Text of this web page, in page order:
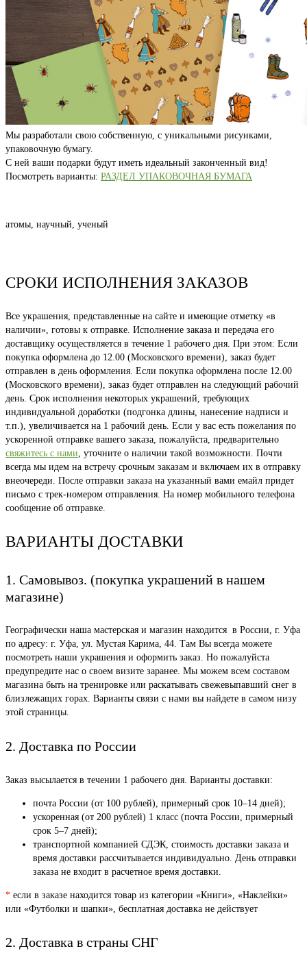
Мы разработали свою собственную, с уникальными рисунками,
упаковочную бумагу.
С ней ваши подарки будут иметь идеальный законченный вид!
Посмотреть варианты: РАЗДЕЛ УПАКОВОЧНАЯ БУМАГА
атомы, научный, ученый
СРОКИ ИСПОЛНЕНИЯ ЗАКАЗОВ
Все украшения, представленные на сайте и имеющие отметку «в
наличии», готовы к отправке. Исполнение заказа и передача его
доставщику осуществляется в течение 1 рабочего дня. При этом: Если
покупка оформлена до 12.00 (Московского времени), заказ будет
отправлен в день оформления. Если покупка оформлена после 12.00
(Московского времени), заказ будет отправлен на следующий рабочий
день. Срок исполнения некоторых украшений, требующих
индивидуальной доработки (подгонка длины, нанесение надписи и
т.п.), увеличивается на 1 рабочий день. Если у вас есть пожелания по
ускоренной отправке вашего заказа, пожалуйста, предварительно
свяжитесь с нами, уточните о наличии такой возможности. Почти
всегда мы идем на встречу срочным заказам и включаем их в отправку
внеочереди. После отправки заказа на указанный вами емайл придет
письмо с трек-номером отправления. На номер мобильного телефона
сообщение об отправке.
ВАРИАНТЫ ДОСТАВКИ
1. Самовывоз. (покупка украшений в нашем
магазине)
Географически наша мастерская и магазин находится в России, г. Уфа
по адресу: г. Уфа, ул. Мустая Карима, 44. Там Вы всегда можете
посмотреть наши украшения и оформить заказ. Но пожалуйста
предупредите нас о своем визите заранее. Мы можем всем составом
магазина быть на тренировке или раскатывать свежевыпавший снег в
близлежащих горах. Варианты связи с нами вы найдете в самом низу
этой страницы.
2. Доставка по России
Заказ высылается в течении 1 рабочего дня. Варианты доставки:
почта России (от 100 рублей), примерный срок 10–14 дней);
ускоренная (от 200 рублей) 1 класс (почта России, примерный
срок 5–7 дней);
транспортной компанией СДЭК, стоимость доставки заказа и
время доставки рассчитывается индивидуально. День отправки
заказа не входит в расчетное время доставки.
* если в заказе находится товар из категории «Книги», «Наклейки»
или «Футболки и шапки», бесплатная доставка не действует
2. Доставка в страны СНГ